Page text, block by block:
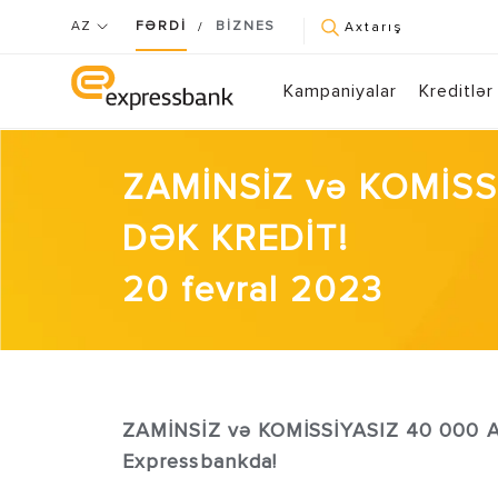
AZ FƏRDİ / BİZNES Axtarış
Kampaniyalar Kreditlər
ZAMİNSİZ və
DƏK KREDİT!
20 fevral 2023
ZAMİNSİZ və KOMİSSİYASIZ 40 000
Expressbankda!